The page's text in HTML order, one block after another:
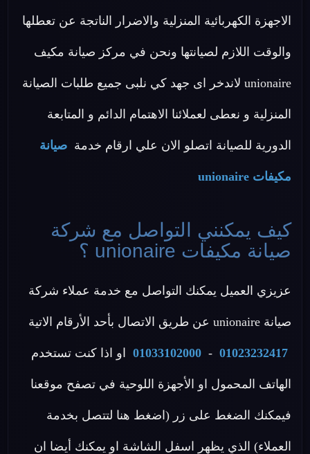
الاجهزة الكهربائية المنزلية والاضرار الناتجة عن تعطلها
والوقت اللازم لصيانتها ونحن في مركز صيانة مكيف
unionaire لاندخر اى جهد كي نلبى جميع طلبات الصيانة
المنزلية و نعطى لعملائنا الاهتمام الدائم و المتابعة
الدورية للصيانة اتصلو الان علي ارقام خدمة صيانة
مكيفات unionaire
كيف يمكنني التواصل مع شركة
صيانة مكيفات unionaire ؟
عزيزي العميل يمكنك التواصل مع خدمة عملاء شركة
صيانة unionaire عن طريق الاتصال بأحد الأرقام الاتية
01023232417
-
01033102000 او اذا كنت تستخدم
الهاتف المحمول او الأجهزة اللوحية في تصفح موقعنا
فيمكنك الضغط على زر (اضغط هنا لتتصل بخدمة
العملاء) الذي يظهر اسفل الشاشة او يمكنك أيضا ان